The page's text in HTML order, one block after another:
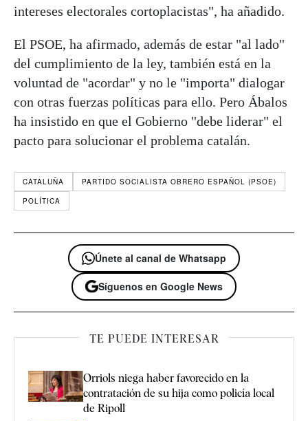
intereses electorales cortoplacistas", ha añadido.
El PSOE, ha afirmado, además de estar "al lado"
del cumplimiento de la ley, también está en la
voluntad de "acordar" y no le "importa" dialogar
con otras fuerzas políticas para ello. Pero Ábalos
ha insistido en que el Gobierno "debe liderar" el
pacto para solucionar el problema catalán.
CATALUÑA
PARTIDO SOCIALISTA OBRERO ESPAÑOL (PSOE)
POLÍTICA
Únete al canal de Whatsapp
Síguenos en Google News
TE PUEDE INTERESAR
Orriols niega haber favorecido en la
contratación de su hija como policía local
de Ripoll